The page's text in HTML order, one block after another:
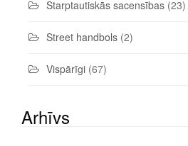
Starptautiskās sacensības (23)
Street handbols (2)
Vispārīgi (67)
Arhīvs